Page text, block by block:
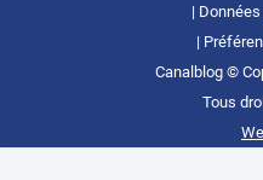
Canalblog ©
Tous